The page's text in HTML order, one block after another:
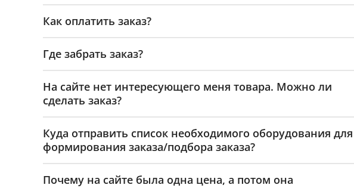
Как оплатить заказ?
Где забрать заказ?
На сайте нет интересующего меня товара. Можно ли
сделать заказ?
Куда отправить список необходимого оборудования для
формирования заказа/подбора заказа?
Почему на сайте была одна цена, а потом она